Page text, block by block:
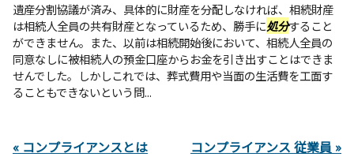
遺産分割協議が済み、具体的に財産を分配しなければ、相続財産
は相続人全員の共有財産となっているため、勝手に処分すること
ができません。また、以前は相続開始後において、相続人全員の
同意なしに被相続人の預金口座からお金を引き出すことはできま
せんでした。しかしこれでは、葬式費用や当面の生活費を工面す
ることもできないという問...
« コンプライアンスとは
コンプライアンス 従業員 »